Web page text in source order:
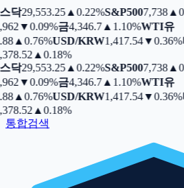
닥29,553.25▲0.22%S&P5007,738▲
▼0.09%금4,346.7▲ 1.10%WTI유
▲0.76%USD/KRW1,417.54▼0.36%
▲0.18%
닥29,553.25▲0.22%S&P5007,738▲
▼0.09%금4,346.7▲ 1.10%WTI유
▲0.76%USD/KRW1,417.54▼0.36%
▲0.18%
통합검색